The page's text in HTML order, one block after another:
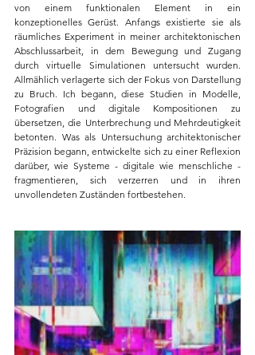
von einem funktionalen Element in ein
konzeptionelles Gerüst. Anfangs existierte sie als
räumliches Experiment in meiner architektonischen
Abschlussarbeit, in dem Bewegung und Zugang
durch virtuelle Simulationen untersucht wurden.
Allmählich verlagerte sich der Fokus von Darstellung
zu Bruch. Ich begann, diese Studien in Modelle,
Fotografien und digitale Kompositionen zu
übersetzen, die Unterbrechung und Mehrdeutigkeit
betonten. Was als Untersuchung architektonischer
Präzision begann, entwickelte sich zu einer Reflexion
darüber, wie Systeme - digitale wie menschliche -
fragmentieren, sich verzerren und in ihren
unvollendeten Zuständen fortbestehen.